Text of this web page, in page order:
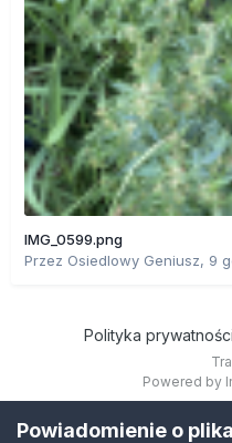
IMG_0599.png
Przez Osiedlowy Geniusz, 9
Polityka prywatności
Powered by
Powiadomienie o